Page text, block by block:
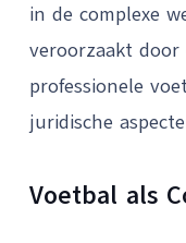
in de complexe
veroorzaakt
professionele
juridische
Voetbal als